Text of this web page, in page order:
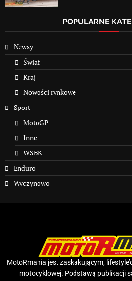
POPULARNE
Newsy
Świat
Kraj
Nowości rynkowe
Sport
MotoGP
Inne
WSBK
Enduro
Wyczynowo
MotoRmania jest zaskakującym,
motocyklowej. Podstawą publikacji